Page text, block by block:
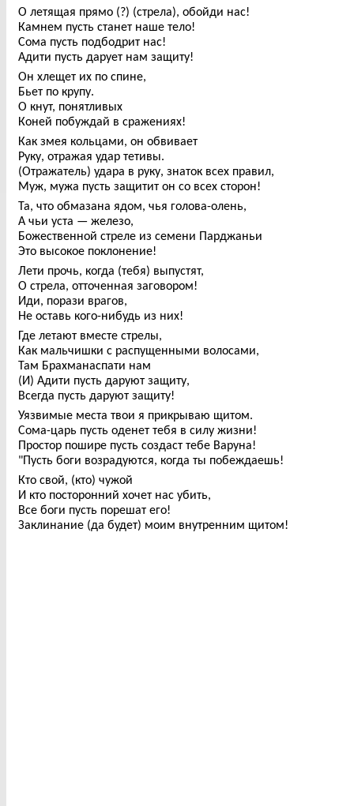
О летящая прямо (?) (стрела), обойди нас!
Камнем пусть станет наше тело!
Сома пусть подбодрит нас!
Адити пусть дарует нам защиту!
Он хлещет их по спине,
Бьет по крупу.
О кнут, понятливых
Коней побуждай в сражениях!
Как змея кольцами, он обвивает
Руку, отражая удар тетивы.
(Отражатель) удара в руку, знаток всех правил,
Муж, мужа пусть защитит он со всех сторон!
Та, что обмазана ядом, чья голова-олень,
А чьи уста — железо,
Божественной стреле из семени Парджаньи
Это высокое поклонение!
Лети прочь, когда (тебя) выпустят,
О стрела, отточенная заговором!
Иди, порази врагов,
Не оставь кого-нибудь из них!
Где летают вместе стрелы,
Как мальчишки с распущенными волосами,
Там Брахманаспати нам
(И) Адити пусть даруют защиту,
Всегда пусть даруют защиту!
Уязвимые места твои я прикрываю щитом.
Сома-царь пусть оденет тебя в силу жизни!
Простор пошире пусть создаст тебе Варуна!
"Пусть боги возрадуются, когда ты побеждаешь!
Кто свой, (кто) чужой
И кто посторонний хочет нас убить,
Все боги пусть порешат его!
Заклинание (да будет) моим внутренним щитом!